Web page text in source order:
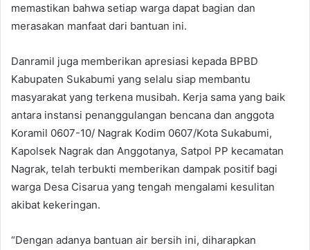
memastikan bahwa setiap warga dapat bagian dan
merasakan manfaat dari bantuan ini.
Danramil juga memberikan apresiasi kepada BPBD
Kabupaten Sukabumi yang selalu siap membantu
masyarakat yang terkena musibah. Kerja sama yang baik
antara instansi penanggulangan bencana dan anggota
Koramil 0607-10/ Nagrak Kodim 0607/Kota Sukabumi,
Kapolsek Nagrak dan Anggotanya, Satpol PP kecamatan
Nagrak, telah terbukti memberikan dampak positif bagi
warga Desa Cisarua yang tengah mengalami kesulitan
akibat kekeringan.
“Dengan adanya bantuan air bersih ini, diharapkan